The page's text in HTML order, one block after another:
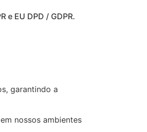
e EU DPD / GDPR.
garantindo a
nossos ambientes